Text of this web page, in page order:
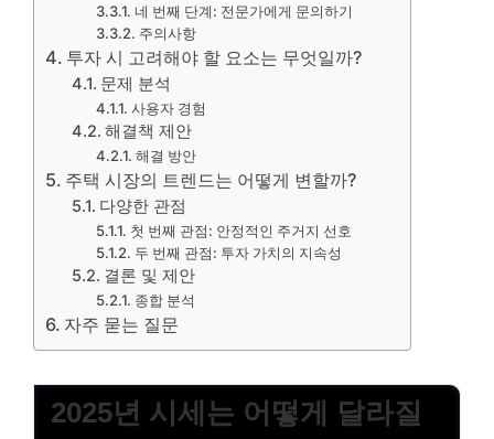
네 번째 단계: 전문가에게 문의하기
주의사항
투자 시 고려해야 할 요소는 무엇일까?
문제 분석
사용자 경험
해결책 제안
해결 방안
주택 시장의 트렌드는 어떻게 변할까?
다양한 관점
첫 번째 관점: 안정적인 주거지 선호
두 번째 관점: 투자 가치의 지속성
결론 및 제안
종합 분석
자주 묻는 질문
2025년 시세는 어떻게 달라질